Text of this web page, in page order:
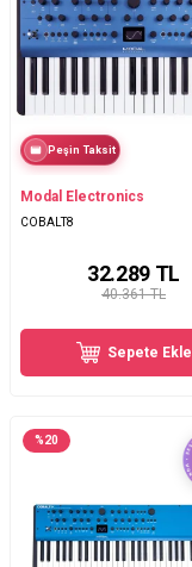
Peşin Taksit
Modal Electronics
COBALT8
40.361 TL
32.289TL
Sepete Ekle
%20